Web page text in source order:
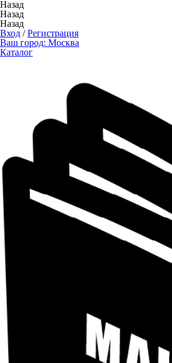
Назад
Назад
Назад
Вход /Регистрация
Ваш город: Москва
Каталог